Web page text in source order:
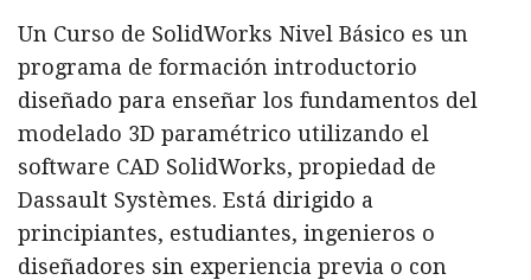
Un Curso de SolidWorks Nivel Básico es un
programa de formación introductorio
diseñado para enseñar los fundamentos del
modelado 3D paramétrico utilizando el
software CAD SolidWorks, propiedad de
Dassault Systèmes. Está dirigido a
principiantes, estudiantes, ingenieros o
diseñadores sin experiencia previa o con